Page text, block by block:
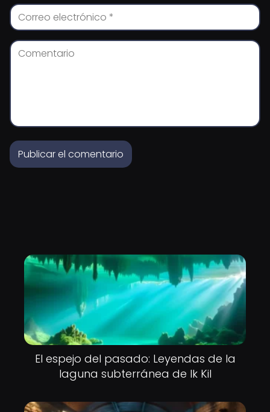
El espejo del pasado: Leyendas de la
laguna subterránea de Ik Kil